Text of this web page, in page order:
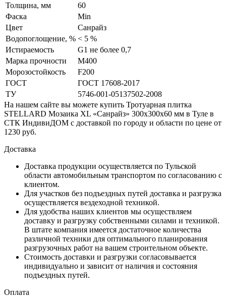
Толщина, мм
60
Фаска
Min
Цвет
Санрайз
Водопоглощение, % < 5 %
Истираемость
G1 не более 0,7
Марка прочности
М400
Морозостойкость
F200
ГОСТ
ГОСТ 17608-2017
ТУ
5746-001-05137502-2008
На нашем сайте вы можете купить Тротуарная плитка
STELLARD Мозаика XL «Санрайз» 300х300х60 мм в Туле в
СТК ИндивиДОМ с доставкой по городу и области по цене от
1230 руб.
Доставка
Доставка продукции осуществляется по Тульской
области автомобильным транспортом по согласованию с
клиентом.
Для участков без подъездных путей доставка и разгрузка
осуществляется вездеходной техникой.
Для удобства наших клиентов мы осуществляем
доставку и разгрузку собственными силами и техникой.
В штате компания имеется достаточное количества
различной техники для оптимального планирования
разгрузочных работ на вашем строительном объекте.
Стоимость доставки и разгрузки согласовывается
индивидуально и зависит от наличия и состояния
подъездных путей.
Оплата